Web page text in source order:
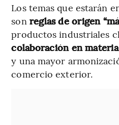
Los temas que estarán
son reglas de origen
productos industriales
colaboración en
y una mayor
comercio exterior.